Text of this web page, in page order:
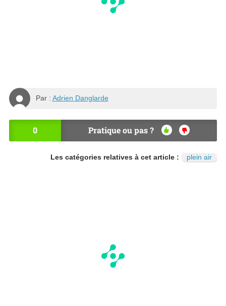
Par : Adrien Danglarde
0 Pratique ou pas ?
OU
NO
N
Les catégories relatives à cet article : plein air